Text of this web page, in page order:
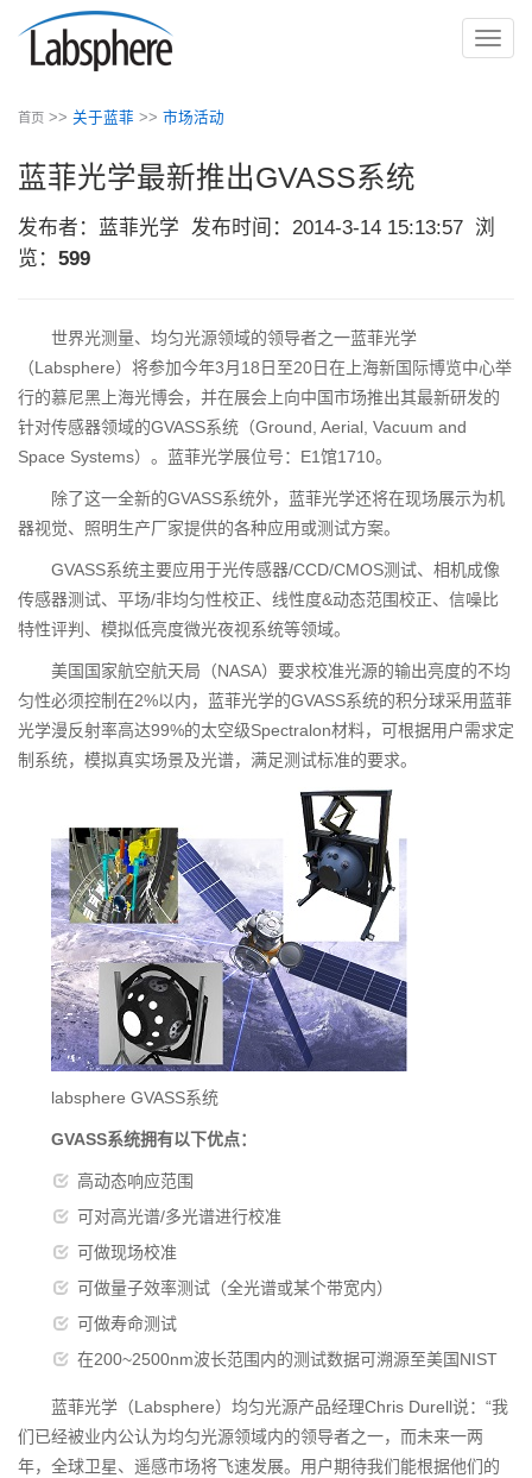
切
首页 >> 关于蓝菲 >> 市场活动
蓝菲光学最新推出GVASS系统
发布者：蓝菲光学 发布时间：2014-3-14 15:13:57 浏
览： 599
世界光测量、均匀光源领域的领导者之一蓝菲光学
（Labsphere）将参加今年3月18日至20日在上海新国际博览中心举
行的慕尼黑上海光博会，并在展会上向中国市场推出其最新研发的
针对传感器领域的GVASS系统（Ground, Aerial, Vacuum and
Space Systems）。蓝菲光学展位号：E1馆1710。
除了这一全新的GVASS系统外，蓝菲光学还将在现场展示为机
器视觉、照明生产厂家提供的各种应用或测试方案。
GVASS系统主要应用于光传感器/CCD/CMOS测试、相机成像
传感器测试、平场/非均匀性校正、线性度&动态范围校正、信噪比
特性评判、模拟低亮度微光夜视系统等领域。
美国国家航空航天局（NASA）要求校准光源的输出亮度的不均
匀性必须控制在2%以内，蓝菲光学的GVASS系统的积分球采用蓝菲
光学漫反射率高达99%的太空级Spectralon材料，可根据用户需求定
制系统，模拟真实场景及光谱，满足测试标准的要求。
labsphere GVASS系统
GVASS系统拥有以下优点：
高动态响应范围
可对高光谱/多光谱进行校准
可做现场校准
可做量子效率测试（全光谱或某个带宽内）
可做寿命测试
在200~2500nm波长范围内的测试数据可溯源至美国NIST
蓝菲光学（Labsphere）均匀光源产品经理Chris Durell说：“我
们已经被业内公认为均匀光源领域内的领导者之一，而未来一两
年，全球卫星、遥感市场将飞速发展。用户期待我们能根据他们的